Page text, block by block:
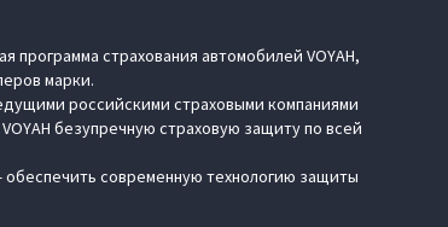
программа страхования автомобилей VOYAH,
марки.
российскими страховыми компаниями
безупречную страховую защиту по всей
обеспечить современную технологию защиты